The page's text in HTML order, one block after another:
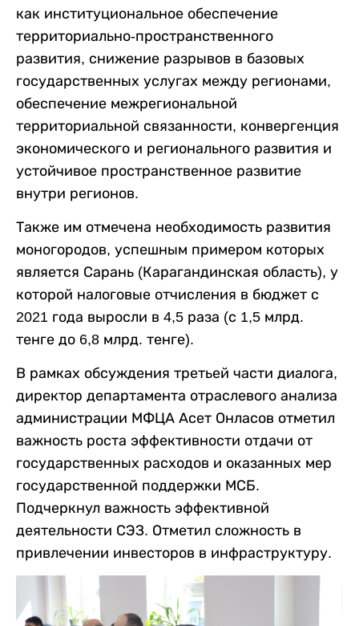
как институциональное обеспечение
территориально-пространственного
развития, снижение разрывов в базовых
государственных услугах между регионами,
обеспечение межрегиональной
территориальной связанности, конвергенция
экономического и регионального развития и
устойчивое пространственное развитие
внутри регионов.
Также им отмечена необходимость развития
моногородов, успешным примером которых
является Сарань (Карагандинская область), у
которой налоговые отчисления в бюджет с
2021 года выросли в 4,5 раза (с 1,5 млрд.
тенге до 6,8 млрд. тенге).
В рамках обсуждения третьей части диалога,
директор департамента отраслевого анализа
администрации МФЦА Асет Онласов отметил
важность роста эффективности отдачи от
государственных расходов и оказанных мер
государственной поддержки МСБ.
Подчеркнул важность эффективной
деятельности СЭЗ. Отметил сложность в
привлечении инвесторов в инфраструктуру.